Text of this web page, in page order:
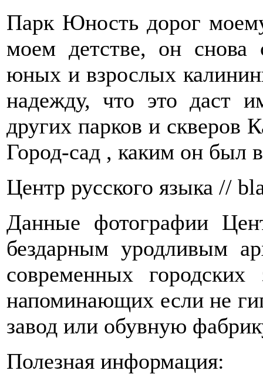
Парк Юность дорог
моем детстве, он
юных и взрослых
надежду, что это даст
других парков и скверов
Город-сад , каким он был
Центр русского языка //
Данные фотографии
бездарным уродливым
современных
напоминающих если не
завод или обувную
Полезная информация: